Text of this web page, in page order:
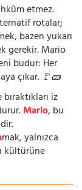
etmez.
rotalar;
bazen yukarı
gerekir. Mario
budur: Her
çıkar. 🚩🧱
iz
Mario, bu
mak, yalnızca
kültürüne